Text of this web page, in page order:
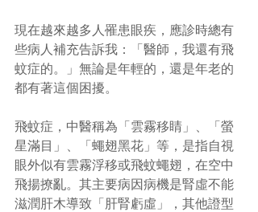
現在越來越多人罹患眼疾，應診時總有
些病人補充告訴我：「醫師，我還有飛
蚊症的。」無論是年輕的，還是年老的
都有著這個困擾。
飛蚊症，中醫稱為「雲霧移睛」、「螢
星滿目」、「蠅翅黑花」等，是指自視
眼外似有雲霧浮移或飛蚊蠅翅，在空中
飛揚撩亂。其主要病因病機是腎虛不能
滋潤肝木導致「肝腎虧虛」，其他證型